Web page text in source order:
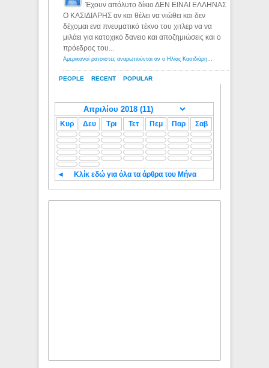
PEOPLE RECENT POPULAR
Έχουν απόλυτο δίκιο ΔΕΝ ΕΙΝΑΙ ΕΛΛΗΝΑΣ
Ο ΚΑΣΙΔΙΑΡΗΣ αν και θέλει να νιώθει και δεν
δέχομαι ενα πνευματικό τέκνο του χιτλερ να να
μιλάει για κατοχικό δανειο και αποζημιώσεις και ο
πρόεδρος του...
Κυρ Δευ Τρι Τετ Πεμ Παρ Σαβ
◄ Κλίκ εδώ για όλα τα άρθρα του Μήνα